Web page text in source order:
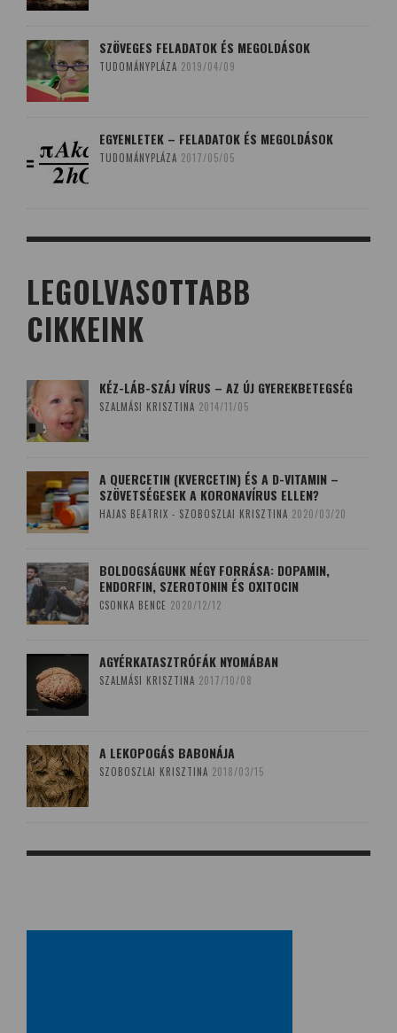
SZÖVEGES FELADATOK ÉS MEGOLDÁSOK
TUDOMÁNYPLÁZA 2019/04/09
EGYENLETEK – FELADATOK ÉS MEGOLDÁSOK
TUDOMÁNYPLÁZA 2017/05/05
LEGOLVASOTTABB
CIKKEINK
KÉZ-LÁB-SZÁJ VÍRUS – AZ ÚJ GYEREKBETEGSÉG
SZALMÁSI KRISZTINA 2014/11/05
A QUERCETIN (KVERCETIN) ÉS A D-VITAMIN –
SZÖVETSÉGESEK A KORONAVÍRUS ELLEN?
HAJAS BEATRIX - SZOBOSZLAI KRISZTINA 2020/03/20
BOLDOGSÁGUNK NÉGY FORRÁSA: DOPAMIN,
ENDORFIN, SZEROTONIN ÉS OXITOCIN
CSONKA BENCE 2020/12/12
AGYÉRKATASZTRÓFÁK NYOMÁBAN
SZALMÁSI KRISZTINA 2017/10/08
A LEKOPOGÁS BABONÁJA
SZOBOSZLAI KRISZTINA 2018/03/15